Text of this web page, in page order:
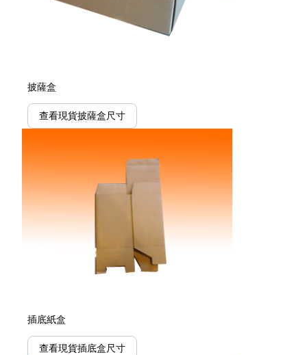
披薩盒
查看現貨披薩盒尺寸
插底紙盒
查看現貨插底盒尺寸